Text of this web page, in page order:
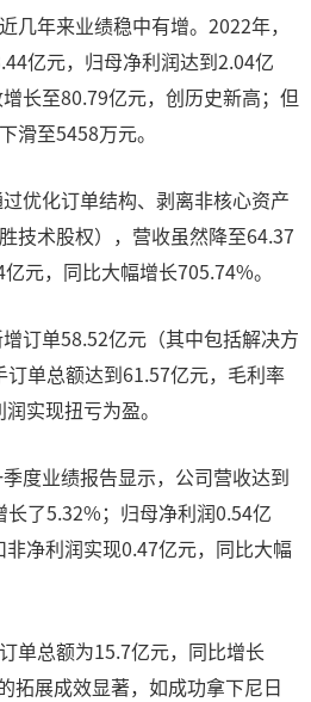
几年来业绩稳中有增。2022年，
亿元，归母净利润达到2.04亿
长至80.79亿元，创历史新高；但
滑至5458万元。
优化订单结构、剥离非核心资产
技术股权），营收虽然降至64.37
元，同比大幅增长705.74%。
订单58.52亿元（其中包括解决方
单总额达到61.57亿元，毛利率
实现扭亏为盈。
度业绩报告显示，公司营收达到
了5.32%；归母净利润0.54亿
净利润实现0.47亿元，同比大幅
单总额为15.7亿元，同比增长
拓展成效显著，如成功拿下尼日